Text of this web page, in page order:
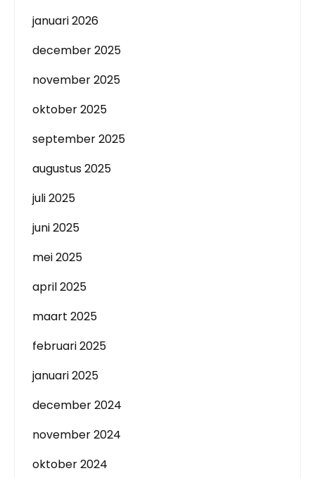
januari 2026
december 2025
november 2025
oktober 2025
september 2025
augustus 2025
juli 2025
juni 2025
mei 2025
april 2025
maart 2025
februari 2025
januari 2025
december 2024
november 2024
oktober 2024